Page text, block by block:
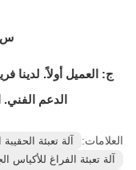
س6. ماذا عن سياسة ما بعد البيع الخاصة بك؟
ج: العميل أولاً. لدينا
الدعم الفني.
العلامات:
آلة تعبئة
آلة تعبئة الفراغ للأكياس